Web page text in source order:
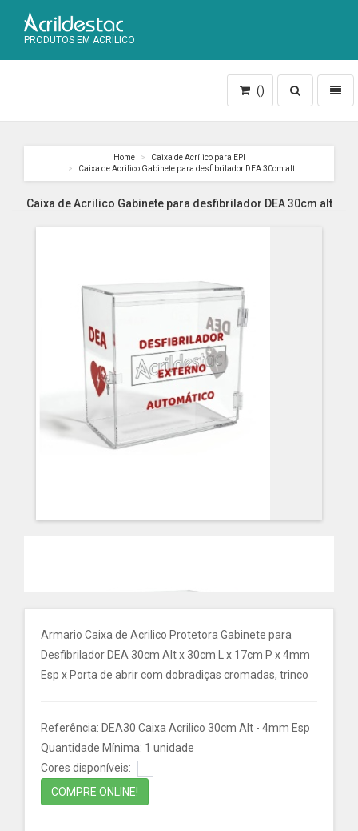
PRODUTOS EM ACRÍLICO
Toggle
search
()
Home
Caixa de Acrílico para EPI
Caixa de Acrilico Gabinete para desfibrilador DEA 30cm alt
Caixa de Acrilico Gabinete para desfibrilador DEA 30cm alt
Armario Caixa de Acrilico Protetora Gabinete para
Desfibrilador DEA 30cm Alt x 30cm L x 17cm P x 4mm
Esp x Porta de abrir com dobradiças cromadas, trinco
Referência: DEA30 Caixa Acrilico 30cm Alt - 4mm Esp
Quantidade Mínima: 1 unidade
Cores disponíveis:
COMPRE ONLINE!